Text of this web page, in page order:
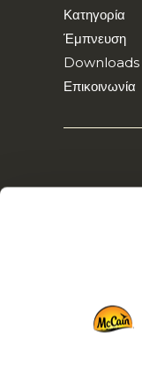
Κατηγορία
Έμπνευση
Downloads
Επικοινωνία